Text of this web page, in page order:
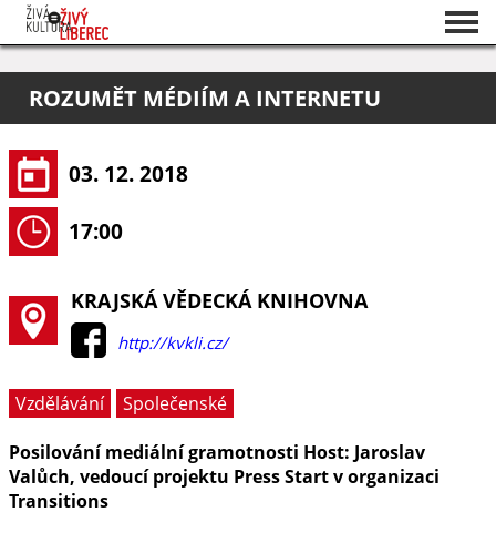
O projektu
Pořadatelé
ROZUMĚT MÉDIÍM A INTERNETU
03. 12. 2018
17:00
KRAJSKÁ VĚDECKÁ KNIHOVNA
http://kvkli.cz/
Vzdělávání
Společenské
Posilování mediální gramotnosti Host: Jaroslav
Valůch, vedoucí projektu Press Start v organizaci
Transitions